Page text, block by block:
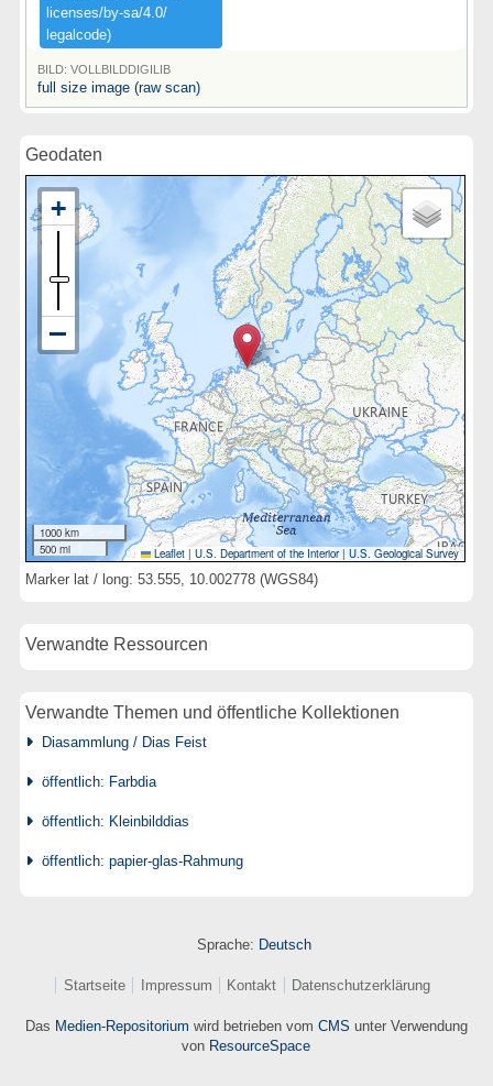
licenses/​by-​sa/​4.​0/​
legalcode)​
BILD: VOLLBILDDIGILIB
full size image (raw scan)
Geodaten
1000 km
500 mi
Leaflet | U.S. Department of the Interior|U.S. Geological Survey
Marker lat / long: 53.555, 10.002778 (WGS84)
Verwandte Ressourcen
Verwandte Themen und öffentliche Kollektionen
Diasammlung / Dias Feist
öffentlich: Farbdia
öffentlich: Kleinbilddias
öffentlich: papier-glas-Rahmung
Sprache: Deutsch
Startseite Impressum Kontakt Datenschutzerklärung
Das Medien-Repositorium wird betrieben vom CMS unter Verwendung
von ResourceSpace